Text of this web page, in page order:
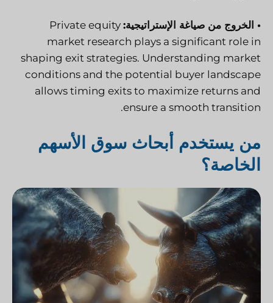
• الخروج من صياغة الإستراتيجية: Private equity
market research plays a significant role in
shaping exit strategies. Understanding market
conditions and the potential buyer landscape
allows timing exits to maximize returns and
ensure a smooth transition.
من يستخدم أبحاث سوق الأسهم
الخاصة؟